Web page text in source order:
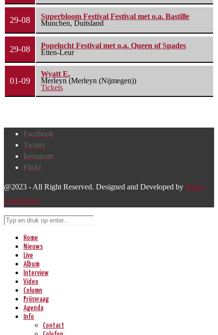
29-08
Superbloom Festival Festival met o.a. Bastille
Munchen, Duitsland
29-08
Popelucht Festival met o.a. Queen of Spades
Etten-Leur
01-09
Wyatt E.
Merleyn (Merleyn (Nijmegen))
Tickets
Facebook
Twitter
Instagram
Flickr
@2023 - All Right Reserved. Designed and Developed by Harm
Lourenssen
Home
Nieuws
Live
Album
Interview
Video
Column
Prijsvraag
Agenda
Info
Contact